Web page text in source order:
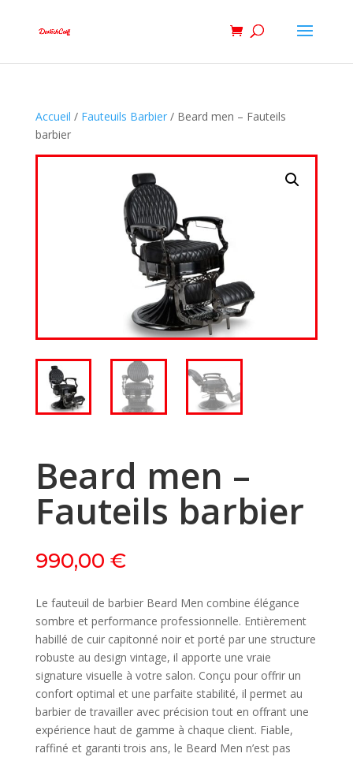
Accueil / Fauteuils Barbier/ Beard men – Fauteils
barbier
Beard men –
Fauteils barbier
990,00 €
Le fauteuil de barbier Beard Men combine élégance
sombre et performance professionnelle. Entièrement
habillé de cuir capitonné noir et porté par une structure
robuste au design vintage, il apporte une vraie
signature visuelle à votre salon. Conçu pour offrir un
confort optimal et une parfaite stabilité, il permet au
barbier de travailler avec précision tout en offrant une
expérience haut de gamme à chaque client. Fiable,
raffiné et garanti trois ans, le Beard Men n’est pas